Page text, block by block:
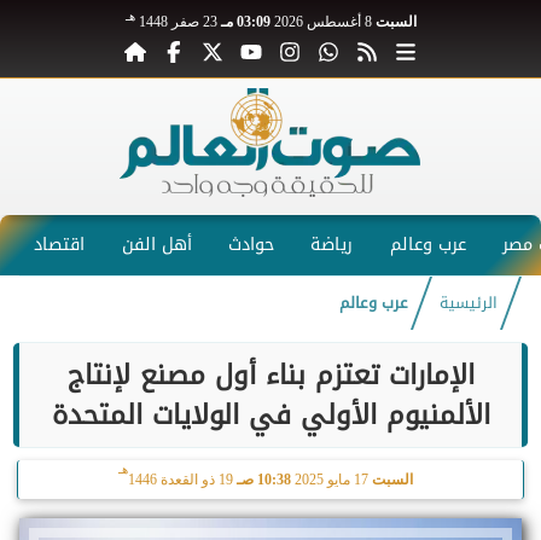
السبت 8 أغسطس 2026 03:09 مـ 23 صفر 1448 هـ
عرب وعالم رياضة حوادث أهل الفن اقتصاد
الرئيسية عرب وعالم
الإمارات تعتزم بناء أول مصنع لإنتاج
الألمنيوم الأولي في الولايات المتحدة
السبت 10:38 صـ 19 ذو القعدة 1446
هـ